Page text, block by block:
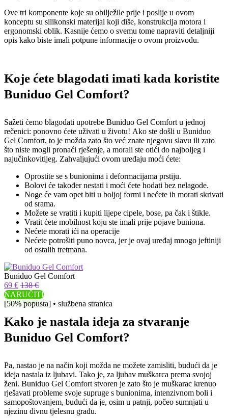
Ove tri komponente koje su obilježile prije i poslije u ovom
konceptu su silikonski materijal koji diše, konstrukcija motora i
ergonomski oblik. Kasnije ćemo o svemu tome napraviti detaljniji
opis kako biste imali potpune informacije o ovom proizvodu.
Koje ćete blagodati imati kada koristite
Buniduo Gel Comfort?
Sažeti ćemo blagodati upotrebe Buniduo Gel Comfort u jednoj
rečenici: ponovno ćete uživati ​​u životu! Ako ste došli u Buniduo
Gel Comfort, to je možda zato što već znate njegovu slavu ili zato
što niste mogli pronaći rješenje, a morali ste otići do najboljeg i
najučinkovitijeg. Zahvaljujući ovom uređaju moći ćete:
Oprostite se s bunionima i deformacijama prstiju.
Bolovi će također nestati i moći ćete hodati bez nelagode.
Noge će vam opet biti u boljoj formi i nećete ih morati skrivati
​​od srama.
Možete se vratiti i kupiti lijepe cipele, bose, pa čak i štikle.
Vratit ćete mobilnost koju ste imali prije pojave buniona.
Nećete morati ići na operacije
Nećete potrošiti puno novca, jer je ovaj uređaj mnogo jeftiniji
od ostalih tretmana.
Buniduo Gel Comfort
69 € 138 €
NARUČITI
[50% popusta] • službena stranica
Kako je nastala ideja za stvaranje
Buniduo Gel Comfort?
Pa, nastao je na način koji možda ne možete zamisliti, budući da je
ideja nastala iz ljubavi. Tako je, za ljubav muškarca prema svojoj
ženi. Buniduo Gel Comfort stvoren je zato što je muškarac krenuo
rješavati probleme svoje supruge s bunionima, intenzivnom boli i
samopoštovanjem, budući da je, osim u patnji, počeo sumnjati u
njezinu divnu tjelesnu građu.